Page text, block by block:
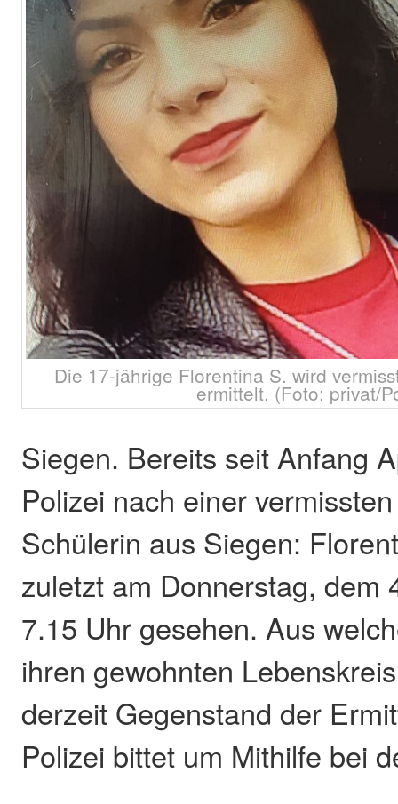
Die 17-jährige Florentina S. wird
ermittelt. (Foto: privat/
Siegen. Bereits seit Anfang
Polizei nach einer
Schülerin aus Siegen:
zuletzt am Donnerstag, dem
7.15 Uhr gesehen. Aus
ihren gewohnten
derzeit Gegenstand der
Polizei bittet um Mithilfe bei